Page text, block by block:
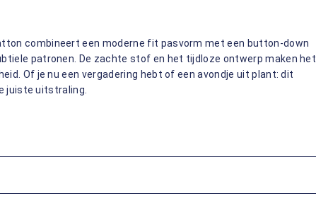
combineert een moderne fit pasvorm met een button-down
patronen. De zachte stof en het tijdloze ontwerp maken het
Of je nu een vergadering hebt of een avondje uit plant: dit
juiste uitstraling.